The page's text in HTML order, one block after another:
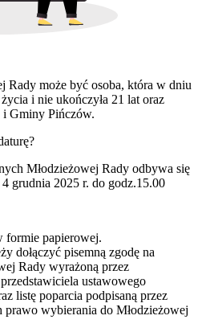
Rady może być osoba, która w dniu
i nie ukończyła 21 lat oraz
i Gminy Pińczów.
Młodzieżowej Rady odbywa się
grudnia 2025 r. do godz.15.00
formie papierowej.
dołączyć pisemną zgodę na
Rady wyrażoną przez
ustawowego
listę poparcia podpisaną przez
prawo wybierania do Młodzieżowej